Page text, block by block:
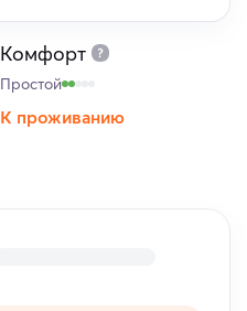
Комфорт
Простой
К проживанию